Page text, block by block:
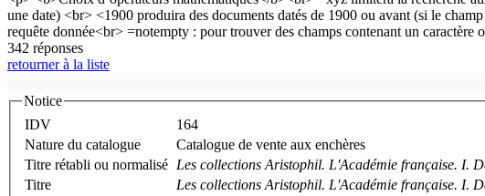
342 réponses
retourner à la liste
Notice
IDV
164
Nature du catalogue
Catalogue de vente aux enchères
Titre rétabli ou normalisé Les collections Aristophil. L'Académie française. I.
Titre
Les collections Aristophil. L'Académie française. I.